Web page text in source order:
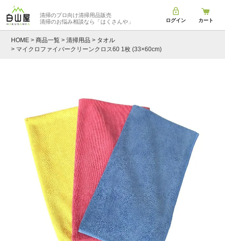
清掃のプロ向け清掃用品販売
清掃のお悩み相談なら 「はくさんや」 ログイン カート
HOME 商品一覧 清掃用品
タオル
マイクロファイバークリーンクロス60 1枚 (33×60cm)